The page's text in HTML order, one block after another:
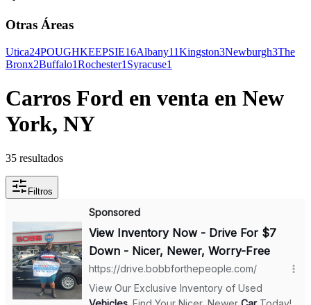
Otras Áreas
Utica24POUGHKEEPSIE16Albany11Kingston3Newburgh3The
Bronx2Buffalo1Rochester1 Syracuse1
Carros Ford en venta en New
York, NY
35 resultados
Filtros